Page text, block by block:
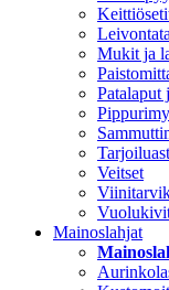
Mukit ja
Patalaput
Veitset
Mainoslahjat